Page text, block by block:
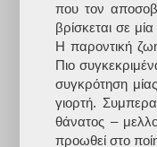
που τον
βρίσκεται σε
Η παροντική
Πιο
συγκρότηση
γιορτή.
θάνατος –
προωθεί στο